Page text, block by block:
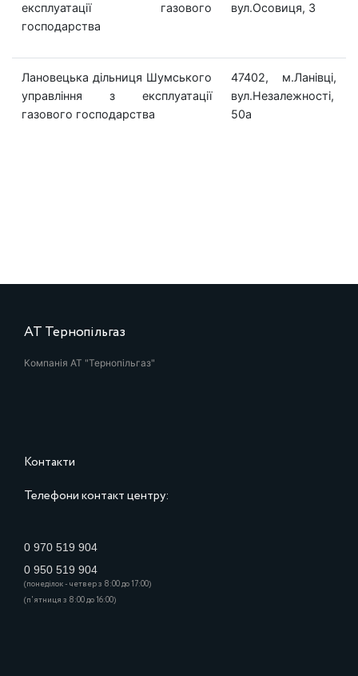
експлуатації газового
господарства
вул.Осовиця, 3
Лановецька дільниця Шумського
управління з експлуатації
газового господарства
47402, м.Ланівці,
вул.Незалежності,
50а
АТ Тернопільгаз
Компанія АТ "Тернопільгаз"
Контакти
Телефони контакт центру:
0 970 519 904
0 950 519 904
(понеділок - четвер з 8:00 до 17:00)
(п'ятниця з 8:00 до 16:00)